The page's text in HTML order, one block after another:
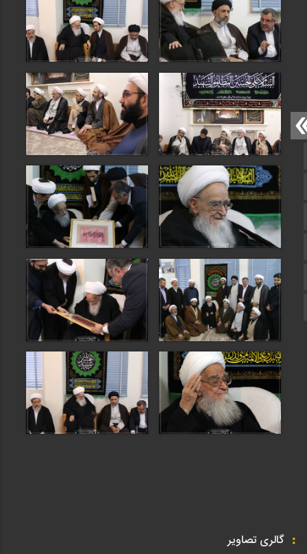
صفحه نخست
تماس با ما
اینستاگرام
گالری تصاویر